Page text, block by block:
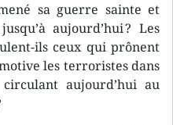
sa guerre sainte et
aujourd’hui ? Les
ils ceux qui prônent
les terroristes dans
aujourd’hui au